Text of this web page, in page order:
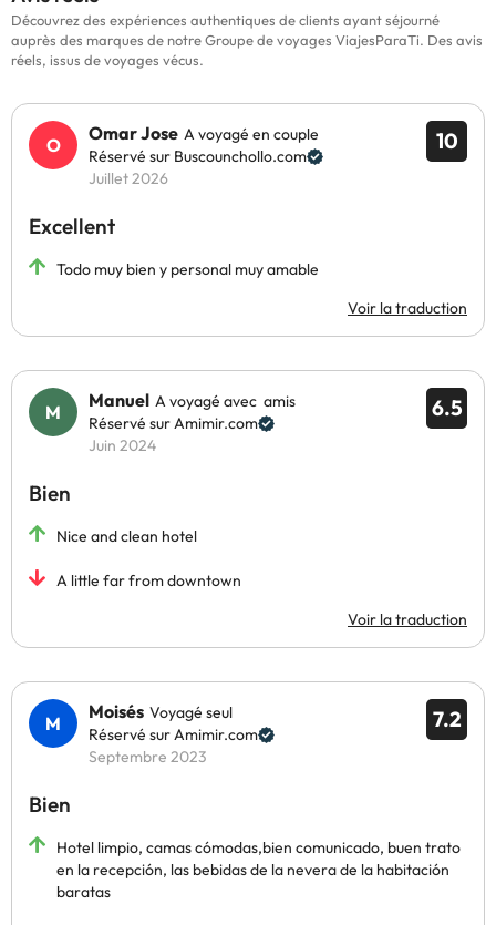
Découvrez des expériences authentiques de clients ayant séjourné
auprès des marques de notre Groupe de voyages ViajesParaTi. Des avis
réels, issus de voyages vécus.
10
Omar Jose A voyagé en couple
Réservé sur Buscounchollo.com
Juillet 2026
Excellent
Todo muy bien y personal muy amable
Voir la traduction
6.5
Manuel A voyagé avec amis
Réservé sur Amimir.com
Juin 2024
Bien
Nice and clean hotel
A little far from downtown
Voir la traduction
7.2
Moisés Voyagé seul
Réservé sur Amimir.com
Septembre 2023
Bien
Hotel limpio, camas cómodas,bien comunicado, buen trato
en la recepción, las bebidas de la nevera de la habitación
baratas